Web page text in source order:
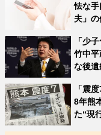
怯な
夫」
「少
竹中
な後遺
「震
8年熊
た“現